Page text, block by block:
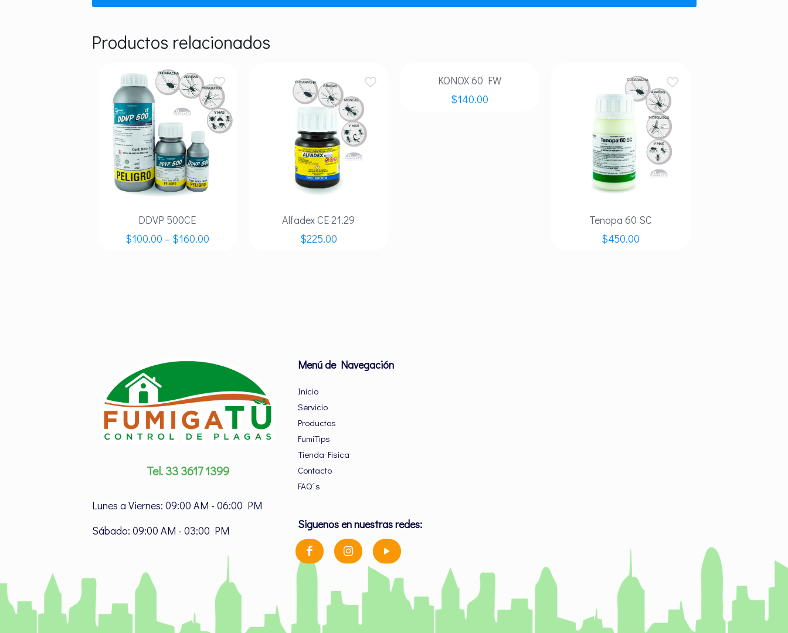
Productos relacionados
DDVP 500CE
$100.00 – $160.00
Alfadex CE 21.29
$225.00
KONOX 60 FW
$140.00
Tenopa 60 SC
$450.00
Tel. 33 3617 1399
Lunes a Viernes: 09:00 AM - 06:00 PM
Sábado: 09:00 AM - 03:00 PM
Menú de Navegación
Inicio
Servicio
Productos
FumiTips
Tienda Fisica
Contacto
FAQ´s
Siguenos en nuestras redes: